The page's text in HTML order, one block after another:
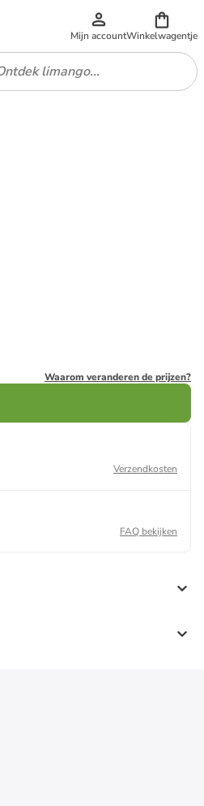
Mijn accountWinkelwagentje
Waarom veranderen de prijzen?
Verzendkosten
FAQ bekijken